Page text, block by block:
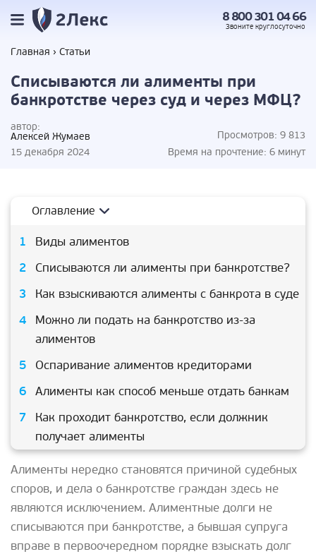
8 800 301 04 66
Звоните круглосуточно
Главная Статьи
Списываются ли алименты при
банкротстве через суд и через МФЦ?
автор:
Алексей Жумаев
15 декабря 2024
Просмотров: 9 813
Время на прочтение: 6 минут
Оглавление
Виды алиментов
Списываются ли алименты при банкротстве?
Как взыскиваются алименты с банкрота в суде
Можно ли подать на банкротство из-за
алиментов
Оспаривание алиментов кредиторами
Алименты как способ меньше отдать банкам
Как проходит банкротство, если должник
получает алименты
Алименты нередко становятся причиной судебных
споров, и дела о банкротстве граждан здесь не
являются исключением. Алиментные долги не
списываются при банкротстве, а бывшая супруга
вправе в первоочередном порядке взыскать долг